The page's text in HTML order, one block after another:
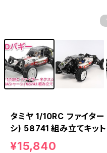
タミヤ 1/10RC ファイタ
シ) 58741 組み立てキット
¥15,840